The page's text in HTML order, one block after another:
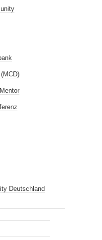
Deutschland